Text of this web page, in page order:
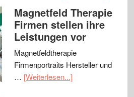
Magnetfeld Therapie
Firmen stellen ihre
Leistungen vor
Magnetfeldtherapie
Firmenportraits Hersteller und
… [Weiterlesen...]